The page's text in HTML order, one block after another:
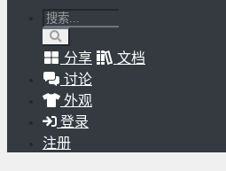
分享
文档
讨论
外观
登录
注册